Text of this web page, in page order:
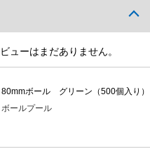
ューはまだありません。
80mmボール グリーン（500個入り）
ボールプール